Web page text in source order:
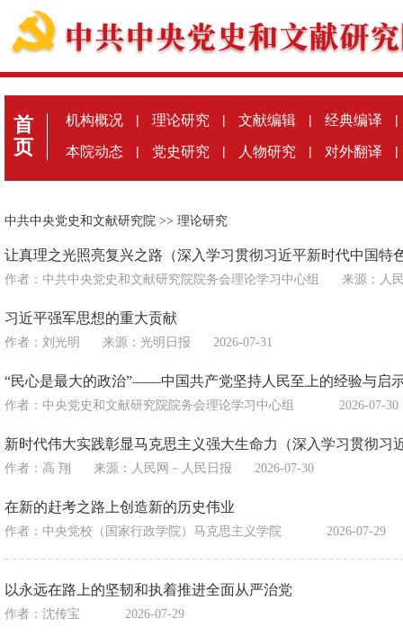
首
页
机构概况 | 理论研究 | 文献编辑 | 经典编译 |
本院动态 | 党史研究 | 人物研究 | 对外翻译 |
中共中央党史和文献研究院 >> 理论研究
让真理之光照亮复兴之路（深入学习贯彻习近平新时代中国特
作者：中共中央党史和文献研究院院务会理论学习中心组 来源： 人
习近平强军思想的重大贡献
作者：刘光明 来源： 光明日报 2026-07-31
“民心是最大的政治”——中国共产党坚持人民至上的经验与启
作者：中央党史和文献研究院院务会理论学习中心组 2026-07-30
新时代伟大实践彰显马克思主义强大生命力（深入学习贯彻
作者：高 翔 来源： 人民网－人民日报 2026-07-30
在新的赶考之路上创造新的历史伟业
作者：中央党校（国家行政学院）马克思主义学院 2026-07-29
以永远在路上的坚韧和执着推进全面从严治党
作者：沈传宝 2026-07-29